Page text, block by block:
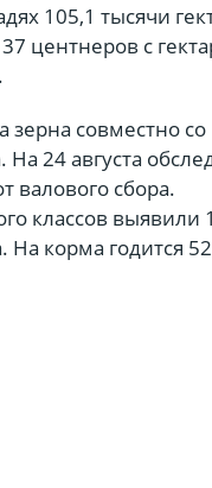
105,1 тысячи
центнеров с
зерна совместно со
24 августа
валового сбора.
классов выявили
корма годится